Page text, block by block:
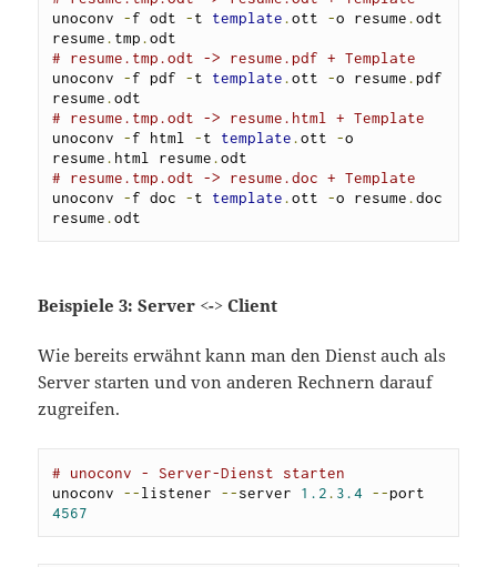
unoconv -f odt -t template .ott -o resume .odt
resume . tmp .
# resume.tmp.odt -> resume.pdf + Template
unoconv -f pdf -t template .ott -o resume .pdf
resume .
# resume.tmp.odt -> resume.html + Template
unoconv -f html -t template .ott -o
resume . html resume .
# resume.tmp.odt -> resume.doc + Template
unoconv -f doc -t template .ott -o resume .doc
resume .odt
Beispiele 3: Server <-> Client
Wie bereits erwähnt kann man den Dienst auch als
Server starten und von anderen Rechnern darauf
zugreifen.
# unoconv - Server-Dienst starten
unoconv --listener --server 1.2 . 3.4 --
4567